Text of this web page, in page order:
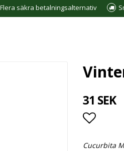
Flera säkra betalningsalternativ
31 SEK
Lägg
Cucurbita